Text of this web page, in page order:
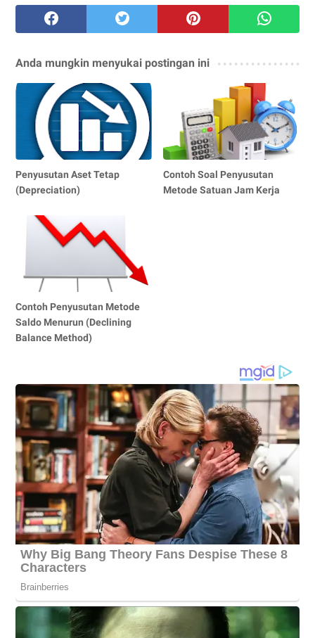
Anda mungkin menyukai postingan ini
Penyusutan Aset Tetap
(Depreciation)
Contoh Soal Penyusutan
Metode Satuan Jam Kerja
Contoh Penyusutan Metode
Saldo Menurun (Declining
Balance Method)